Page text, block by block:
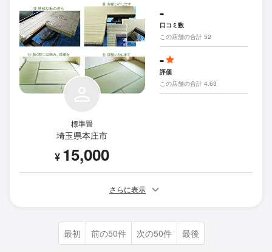
標準畳
埼玉県本庄市
¥ 15,000
-
口コミ数
この店舗の合計 52
-
評価
この店舗の合計 4.63
さらに表示
最初 前の50件 次の50件 最後